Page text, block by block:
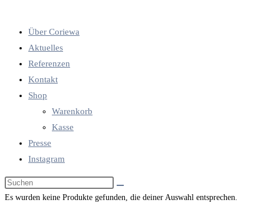
Über Coriewa
Aktuelles
Referenzen
Kontakt
Shop
Warenkorb
Kasse
Presse
Instagram
Diese
Website
Es wurden keine Produkte gefunden, die deiner Auswahl entsprechen.